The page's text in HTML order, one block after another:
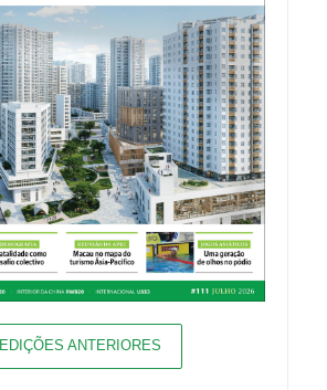
EDIÇÕES ANTERIORES